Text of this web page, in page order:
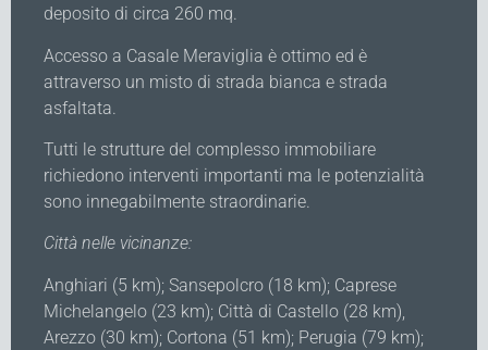
deposito di circa 260 mq.
Accesso a Casale Meraviglia è ottimo ed è
attraverso un misto di strada bianca e strada
asfaltata.
Tutti le strutture del complesso immobiliare
richiedono interventi importanti ma le potenzialità
sono innegabilmente straordinarie.
Città nelle vicinanze:
Anghiari (5 km); Sansepolcro (18 km); Caprese
Michelangelo (23 km); Città di Castello (28 km),
Arezzo (30 km); Cortona (51 km); Perugia (79 km);